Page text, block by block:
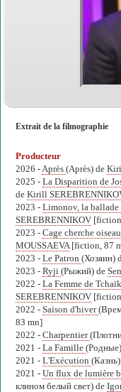
Extrait de la filmographie
Producteur
2026 - Après (Après) de
2025 - La Disparition de
de Kirill
2023 - Limonov, la ballade
SEREBRENNIKOV
2023 - Cage cherche oiseau
MOUSSAEVA [fiction, 87
2023 - Le Patron (Хозяин)
2023 - Ryji (Рыжий) de
2022 - La Femme de
SEREBRENNIKOV
2022 - Saison d'hiver
83 mn]
2022 - Charpentier
2021 - La Famille
2021 - L'Exécution
2021 - Un flux de lumière
клином белый свет) de